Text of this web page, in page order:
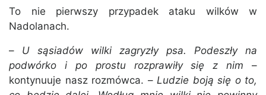
To nie pierwszy przypadek ataku wilków w
Nadolanach.
– U sąsiadów wilki zagryzły psa. Podeszły na
podwórko i po prostu rozprawiły się z nim –
kontynuuje nasz rozmówca. – Ludzie boją się o to,